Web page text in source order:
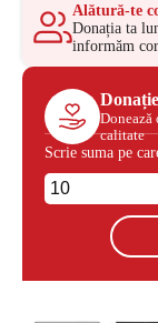
Alătură-te
Donația ta
informăm
Donează
calitate
Scrie suma pe